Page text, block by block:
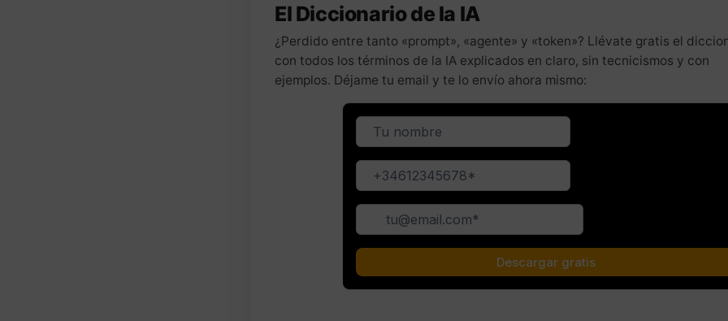
El Diccionario de la IA
¿Perdido entre tanto «prompt», «agente» y «token»? Llévate gratis el
con todos los términos de la IA explicados en claro, sin tecnicismos y con
ejemplos. Déjame tu email y te lo envío ahora mismo: